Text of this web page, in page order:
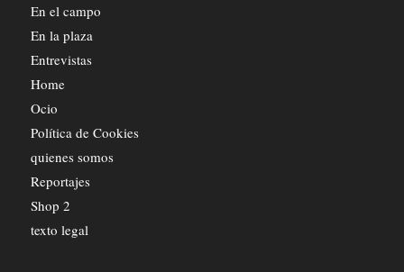
En el campo
En la plaza
Entrevistas
Home
Ocio
Política de Cookies
quienes somos
Reportajes
Shop 2
texto legal